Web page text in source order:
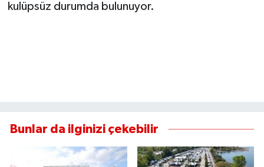
kulüpsüz durumda bulunuyor.
Bunlar da ilginizi çekebilir